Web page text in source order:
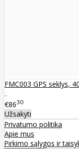
FMC003 GPS seklys,
..
€8630
Užsakyti
Privatumo politika
Apie mus
Pirkimo sąlygos ir